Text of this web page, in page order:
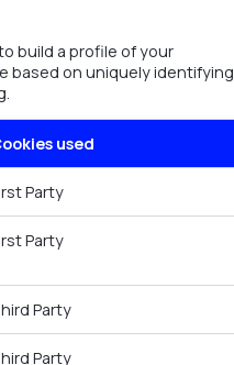
build a profile of your
based on uniquely identifying
used
Party
Party
Party
Party